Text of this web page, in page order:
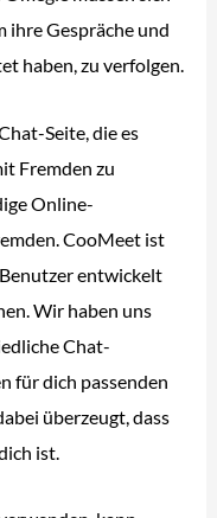
ihre Gespräche und
haben, zu verfolgen.
Seite, die es
Fremden zu
Online-
CooMeet ist
entwickelt
Wir haben uns
Chat-
für dich passenden
überzeugt, dass
ist.